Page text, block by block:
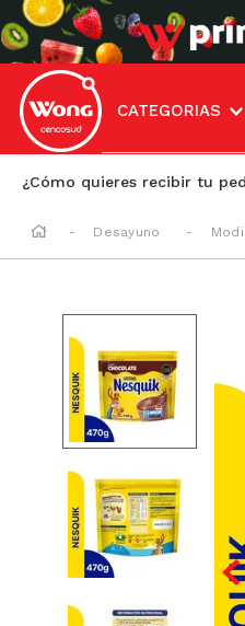
CATEGORIAS
¿Cómo quieres recibir tu
Desayuno